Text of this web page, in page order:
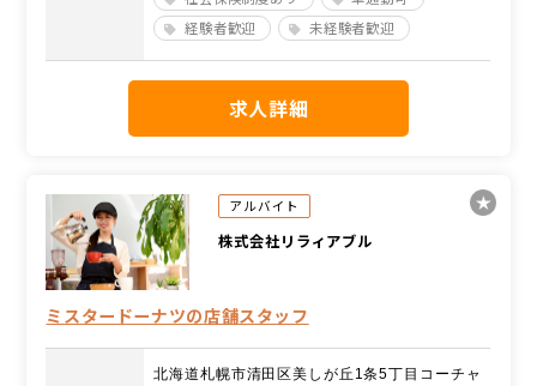
経験者歓迎
未経験者歓迎
求人詳細
アルバイト
株式会社リラィアブル
ミスタードーナツの店舗スタッフ
北海道札幌市清田区美しが丘1条5丁目コーチャ